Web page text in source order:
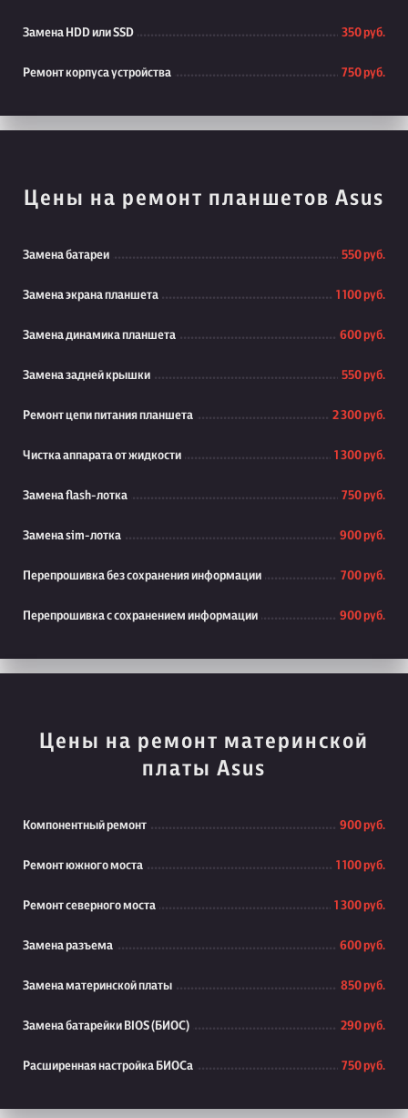
Замена HDD или SSD 350 руб.
Ремонт корпуса устройства 750 руб.
Цены на ремонт планшетов Asus
Замена батареи 550 руб.
Замена экрана планшета 1 100 руб.
Замена динамика планшета 600 руб.
Замена задней крышки 550 руб.
Ремонт цепи питания планшета 2 300 руб.
Чистка аппарата от жидкости 1 300 руб.
Замена flash-лотка 750 руб.
Замена sim-лотка 900 руб.
Перепрошивка без сохранения информации 700 руб.
Перепрошивка с сохранением информации 900 руб.
Цены на ремонт материнской
платы Asus
Компонентный ремонт 900 руб.
Ремонт южного моста 1 100 руб.
Ремонт северного моста 1 300 руб.
Замена разъема 600 руб.
Замена материнской платы 850 руб.
Замена батарейки BIOS (БИОС) 290 руб.
Расширенная настройка БИОСа 750 руб.